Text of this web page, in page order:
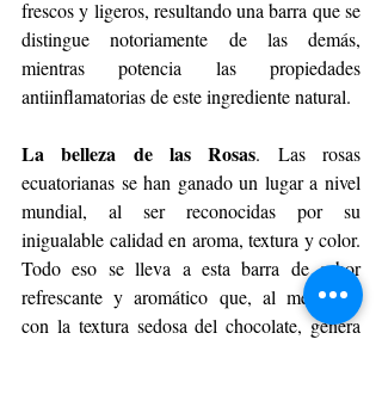
frescos y ligeros, resultando una barra que se
distingue notoriamente de las demás,
mientras potencia las propiedades
antiinflamatorias de este ingrediente natural.
La belleza de las Rosas. Las rosas
ecuatorianas se han ganado un lugar a nivel
mundial, al ser reconocidas por su
inigualable calidad en aroma, textura y color.
Todo eso se lleva a esta barra de sabor
refrescante y aromático que, al mezclarse
con la textura sedosa del chocolate, genera